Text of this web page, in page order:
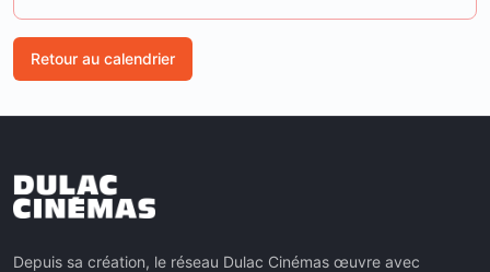
Retour au calendrier
Depuis sa création, le réseau Dulac Cinémas œuvre avec